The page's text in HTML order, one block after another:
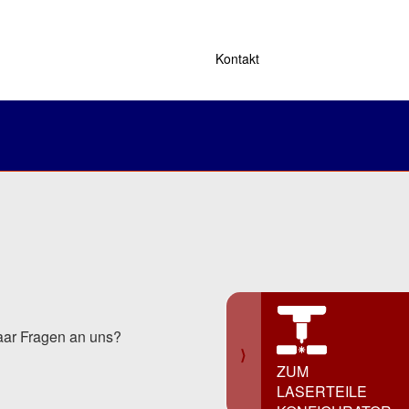
Kontakt
Fragen an uns?
⟩
ZUM
LASERTEILE